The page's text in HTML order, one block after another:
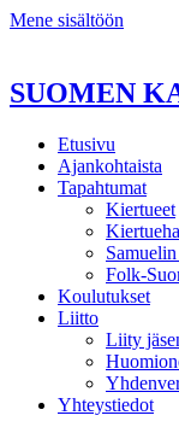
Mene sisältöön
SUOMEN
Etusivu
Ajankohtaista
Tapahtumat
Kiertueet
Folk-
Koulutukset
Liitto
Liity
Yhteystiedot